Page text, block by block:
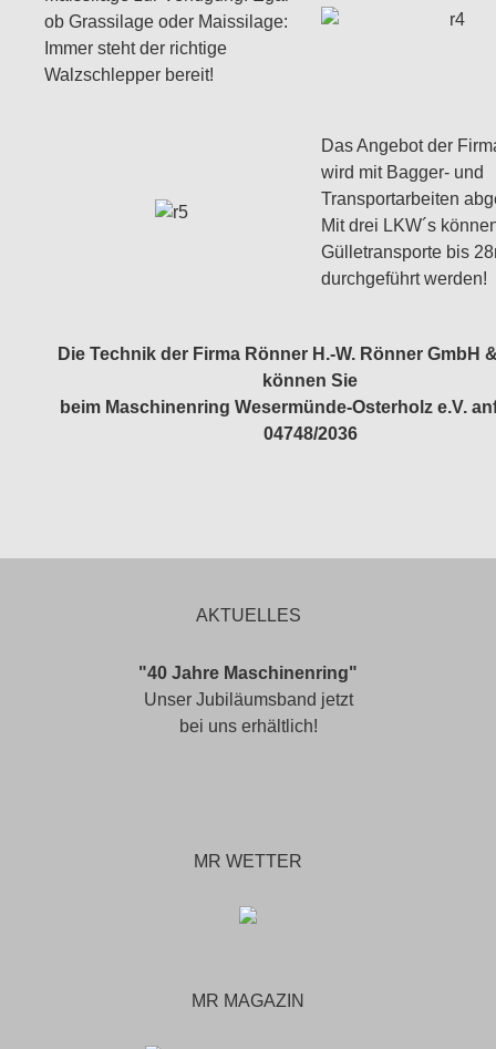
ob Grassilage oder Maissilage:
Immer steht der richtige
Walzschlepper bereit!
Das Angebot der
wird mit Bagger- und
Transportarbeiten
Mit drei LKW´s
Gülletransporte bis
durchgeführt werden!
Die Technik der Firma Rönner H.-W. Rönner GmbH
können Sie
beim Maschinenring Wesermünde-Osterholz e.V.
04748/2036
AKTUELLES
"40 Jahre Maschinenring"
Unser Jubiläumsband jetzt
bei uns erhältlich!
MR WETTER
MR MAGAZIN